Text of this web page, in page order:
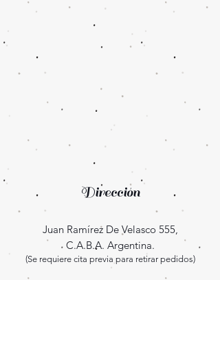
Dirección
Juan Ramírez De Velasco 555,
C.A.B.A. Argentina.
(Se requiere cita previa para retirar pedidos)